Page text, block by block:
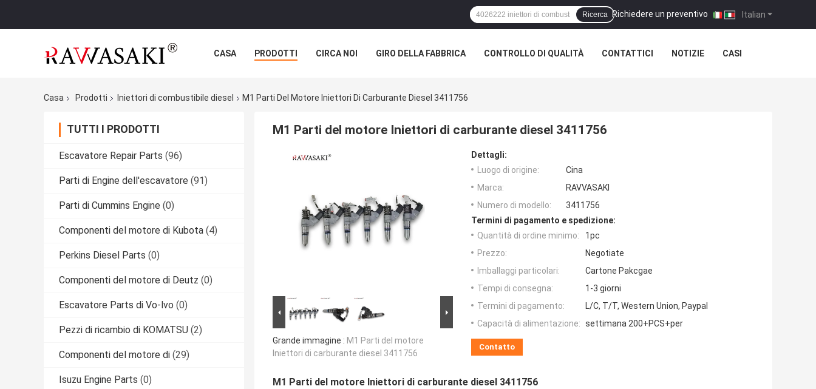
Italian
Richiedere un preventivo |
Ricerca
CASA PRODOTTI CIRCA NOI GIRO DELLA FABBRICA CONTROLLO DI QUALITÀ CONTATTICI NOTIZIE CASI
Casa Prodotti Iniettori di combustibile diesel M1 Parti Del Motore Iniettori Di Carburante Diesel 3411756
TUTTI I PRODOTTI
Escavatore Repair Parts (96)
Parti di Engine dell'escavatore (91)
Parti di Cummins Engine (0)
Componenti del motore di Kubota (4)
Perkins Diesel Parts (0)
Componenti del motore di Deutz (0)
Escavatore Parts di Vo-lvo (0)
Pezzi di ricambio di KOMATSU (2)
Componenti del motore di (29)
Isuzu Engine Parts (0)
M1 Parti del motore Iniettori di carburante diesel 3411756
Grande immagine : M1 Parti del motore
Iniettori di carburante diesel 3411756
Dettagli:
Luogo di origine:
Cina
Marca:
RAVVASAKI
Numero di modello:
3411756
Termini di pagamento e spedizione:
Quantità di ordine minimo:
1pc
Prezzo:
Negotiate
Imballaggi particolari:
Cartone Pakcgae
Tempi di consegna:
1-3 giorni
Termini di pagamento:
L/C, T/T, Western Union, Paypal
Capacità di alimentazione: settimana 200+PCS+per
Contatto
M1 Parti del motore Iniettori di carburante diesel 3411756